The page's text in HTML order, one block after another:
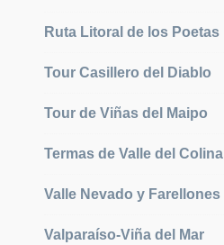
Ruta Litoral de los Poetas
Tour Casillero del Diablo
Tour de Viñas del Maipo
Termas de Valle del Colina
Valle Nevado y Farellones
Valparaíso-Viña del Mar